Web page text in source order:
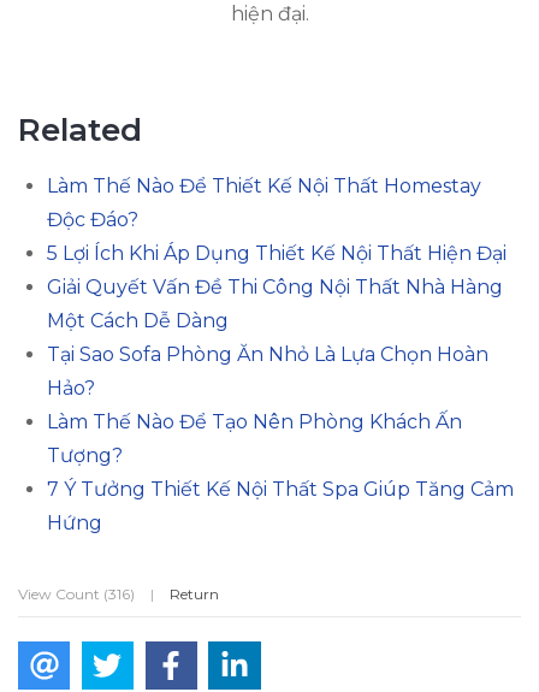
hiện đại.
Related
Làm Thế Nào Để Thiết Kế Nội Thất Homestay
Độc Đáo?
5 Lợi Ích Khi Áp Dụng Thiết Kế Nội Thất Hiện Đại
Giải Quyết Vấn Đề Thi Công Nội Thất Nhà Hàng
Một Cách Dễ Dàng
Tại Sao Sofa Phòng Ăn Nhỏ Là Lựa Chọn Hoàn
Hảo?
Làm Thế Nào Để Tạo Nên Phòng Khách Ấn
Tượng?
7 Ý Tưởng Thiết Kế Nội Thất Spa Giúp Tăng Cảm
Hứng
View Count (316) | Return